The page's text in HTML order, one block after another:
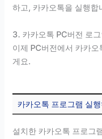
하고, 카카오톡을 실행합
3. 카카오톡 PC버전 로
이제 PC버전에서 카카
게요.
카카오톡 프로그램 실
설치한 카카오톡 프로그